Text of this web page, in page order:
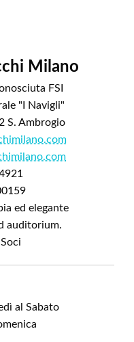
Milano
FSI
"I Navigli"
S. Ambrogio
ed elegante
auditorium.
al Sabato